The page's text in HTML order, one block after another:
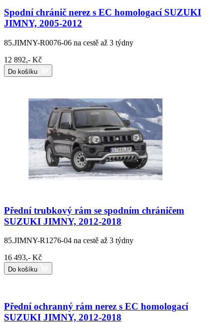
Spodní chránič nerez s EC homologací SUZUKI
JIMNY, 2005-2012
85.JIMNY-R0076-06 na cestě až 3 týdny
12 892,- Kč
Do košíku
Přední trubkový rám se spodním chráničem
SUZUKI JIMNY, 2012-2018
85.JIMNY-R1276-04 na cestě až 3 týdny
16 493,- Kč
Do košíku
Přední ochranný rám nerez s EC homologací
SUZUKI JIMNY, 2012-2018